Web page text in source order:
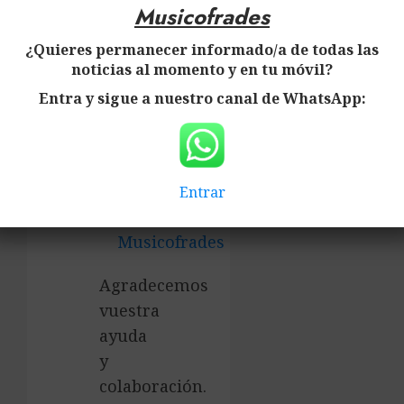
detallan
continuación:
Musicofrades
Musicofrades
Musicofrades
Agradecemos
vuestra
ayuda
y
colaboración.
Musicofrades
¿Quieres permanecer informado/a de todas las
noticias al momento y en tu móvil?
Entra y sigue a nuestro canal de WhatsApp:
Entrar